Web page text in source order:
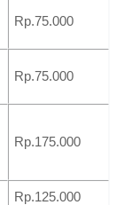
Rp.75.000
Rp.75.000
Rp.175.000
Rp.125.000